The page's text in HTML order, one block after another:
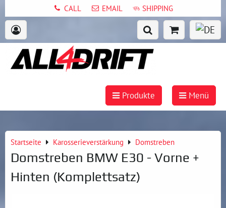
CALL EMAIL SHIPPING
Produkte Menü
Startseite Karosserieverstärkung Domstreben
Domstreben BMW E30 - Vorne +
Hinten (Komplettsatz)